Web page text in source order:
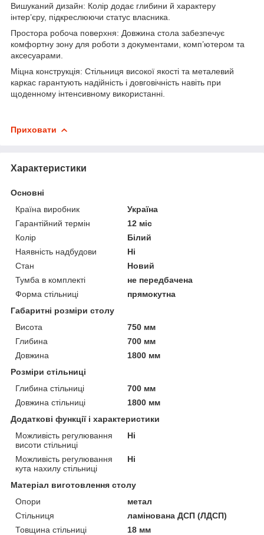
Вишуканий дизайн: Колір додає глибини й характеру
інтер’єру, підкреслюючи статус власника.
Простора робоча поверхня: Довжина стола забезпечує
комфортну зону для роботи з документами, комп’ютером та
аксесуарами.
Міцна конструкція: Стільниця високої якості та металевий
каркас гарантують надійність і довговічність навіть при
щоденному інтенсивному використанні.
Приховати
Характеристики
Основні
Країна виробник
Україна
Гарантійний термін
12 міс
Колір
Білий
Наявність надбудови
Ні
Стан
Новий
Тумба в комплекті
не передбачена
Форма стільниці
прямокутна
Габаритні розміри столу
Висота
750 мм
Глибина
700 мм
Довжина
1800 мм
Розміри стільниці
Глибина стільниці
700 мм
Довжина стільниці
1800 мм
Додаткові функції і характеристики
Можливість регулювання
висоти стільниці
Ні
Можливість регулювання
кута нахилу стільниці
Ні
Матеріал виготовлення столу
Опори
метал
Стільниця
ламінована ДСП (ЛДСП)
Товщина стільниці
18 мм